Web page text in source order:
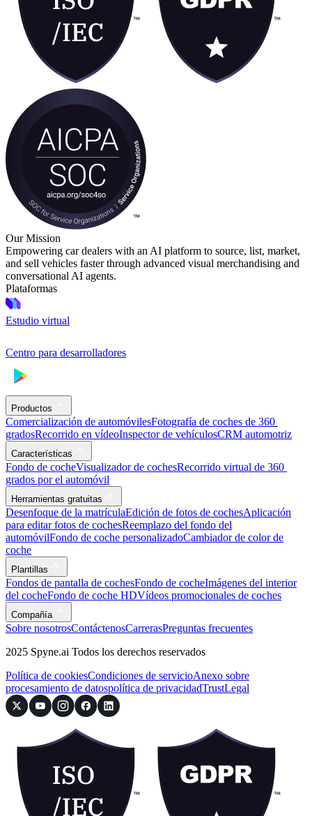
Our Mission
Empowering car dealers with an AI platform to source, list, market,
and sell vehicles faster through advanced visual merchandising and
conversational AI agents.
Plataformas
Estudio virtual
Centro para desarrolladores
Productos
Comercialización de automóvilesFotografía de coches de 360 ​​
gradosRecorrido en vídeoInspector de vehículosCRM automotriz
Características
Fondo de cocheVisualizador de cochesRecorrido virtual de 360 ​​
grados por el automóvil
Herramientas gratuitas
Desenfoque de la matrículaEdición de fotos de cochesAplicación
para editar fotos de cochesReemplazo del fondo del
automóvilFondo de coche personalizadoCambiador de color de
coche
Plantillas
Fondos de pantalla de cochesFondo de cocheImágenes del interior
del cocheFondo de coche HDVídeos promocionales de coches
Compañía
Sobre nosotrosContáctenosCarrerasPreguntas frecuentes
2025 Spyne.ai Todos los derechos reservados
Política de cookiesCondiciones de servicioAnexo sobre
procesamiento de datospolítica de privacidadTrustLegal